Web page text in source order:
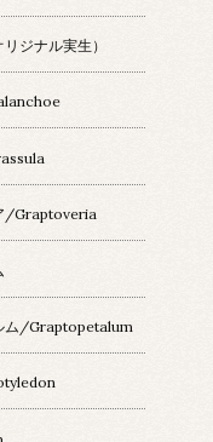
ジナル実生）
/Graptoveria
ム/Graptopetalum